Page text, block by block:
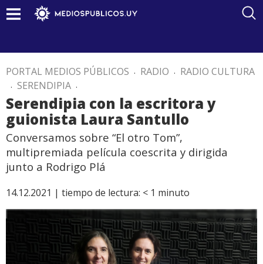
PORTAL MEDIOS PÚBLICOS . RADIO . RADIO CULTURA
. SERENDIPIA .
Serendipia con la escritora y
guionista Laura Santullo
Conversamos sobre “El otro Tom”,
multipremiada película coescrita y dirigida
junto a Rodrigo Plá
14.12.2021 | tiempo de lectura: < 1 minuto